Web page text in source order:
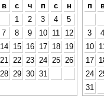
в с ч п с
н
1
2 3 4
5
7 8 9 10 11
12
14 15 16 17 18
19
21 22 23 24 25
26
28 29 30 31
п
3
4
10
17
24
31